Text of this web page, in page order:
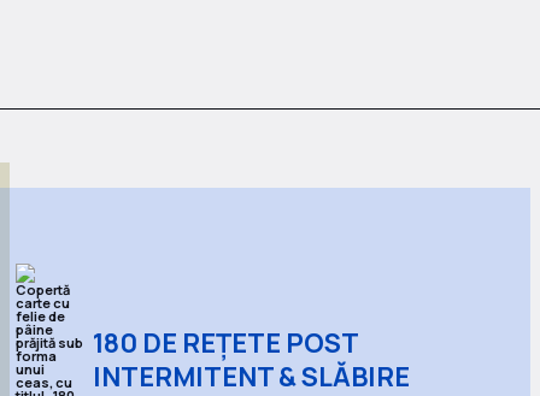
180 DE REȚETE POST
INTERMITENT & SLĂBIRE